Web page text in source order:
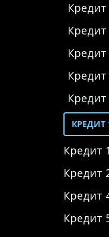
КРЕДИТ
Кредит
Кредит
Кредит
Кредит